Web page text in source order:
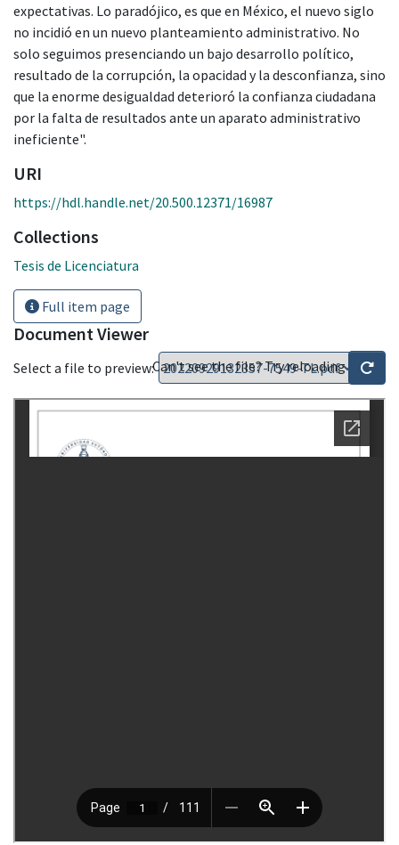
expectativas. Lo paradójico, es que en México, el nuevo siglo
no incidió en un nuevo planteamiento administrativo. No
solo seguimos presenciando un bajo desarrollo político,
resultado de la corrupción, la opacidad y la desconfianza, sino
que la enorme desigualdad deterioró la confianza ciudadana
por la falta de resultados ante un aparato administrativo
ineficiente".
URI
https://hdl.handle.net/20.500.12371/16987
Collections
Tesis de Licenciatura
Full item page
Document Viewer
Select a file to preview:Can't see the file? Try reloading